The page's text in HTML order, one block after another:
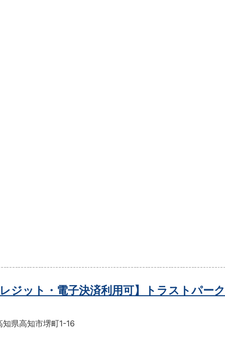
レジット・電子決済利用可】トラストパー
知県高知市堺町1-16